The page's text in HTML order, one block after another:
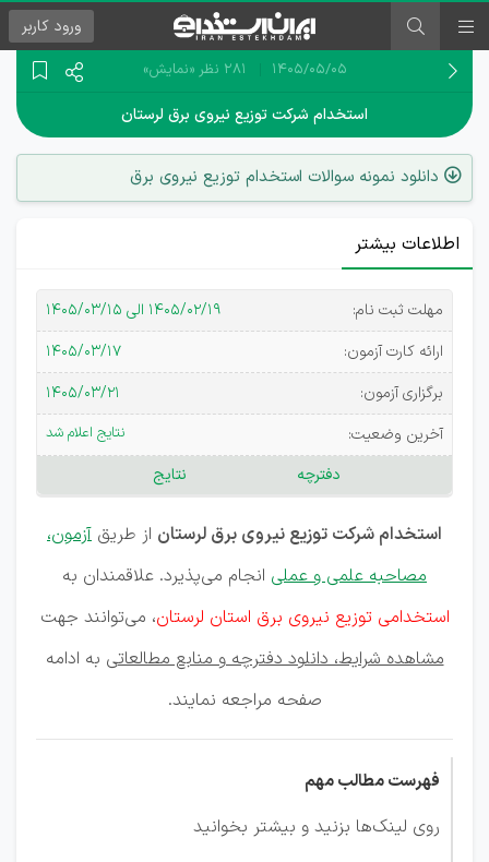
ورود کاربر
۱۴۰۵/۰۵/۰۵ 281 نظر «نمایش»
استخدام شرکت توزیع نیروی برق لرستان
دانلود نمونه سوالات استخدام توزیع نیروی برق
اطلاعات بیشتر
مهلت ثبت نام:
۱۴۰۵/۰۲/۱۹ الی ۱۴۰۵/۰۳/۱۵
ارائه کارت آزمون:
۱۴۰۵/۰۳/۱۷
برگزاری آزمون:
۱۴۰۵/۰۳/۲۱
آخرین وضعیت:
نتایج اعلام شد
دفترچه نتایج
استخدام
اداره برق
لرستان
استخدام شرکت توزیع نیروی برق لرستان از طریق آزمون،
مصاحبه علمی و عملی انجام می‌پذیرد. علاقمندان به
استخدامی توزیع نیروی برق استان لرستان، می‌توانند جهت
مشاهده شرایط، دانلود دفترچه و منابع مطالعاتی به ادامه
صفحه مراجعه نمایند.
فهرست مطالب مهم
روی لینک‌ها بزنید و بیشتر بخوانید